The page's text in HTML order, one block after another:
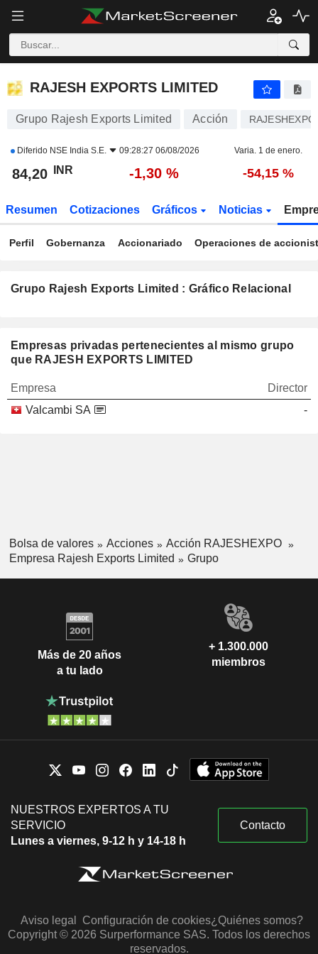
RAJESH EXPORTS LIMITED
RAJESH EXPORTS LIMITED
Grupo Rajesh Exports Limited Acción RAJESHEXPO
Diferido NSE India S.E. 09:28:27 06/08/2026 Varia. 1 de enero.
84,20 INR -1,30 % -54,15 %
Resumen Cotizaciones Gráficos Noticias
Perfil Gobernanza Accionariado Operaciones de
Grupo Rajesh Exports Limited : Gráfico Relacional
Empresas privadas pertenecientes al mismo grupo
que RAJESH EXPORTS LIMITED
Empresa
Director
Valcambi SA
-
Bolsa de valores Acciones
Acción RAJESHEXPO
Empresa Rajesh Exports Limited
Grupo
Más de 20 años
a tu lado
+ 1.300.000
miembros
NUESTROS EXPERTOS A TU
SERVICIO
Lunes a viernes, 9-12 h y 14-18 h
Contacto
Aviso legal Configuración de cookies¿Quiénes somos?
Copyright © 2026 Surperformance SAS. Todos los derechos
reservados.